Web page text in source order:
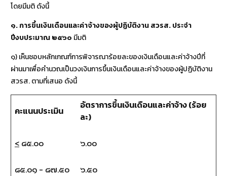
โดยมีมติ ดังนี้
๑.การขึ้นเงินเดือนและค่าจ้างของผู้ปฏิบัติงาน สวรส.ประจำ
ปีงบประมาณ ๒๕๖๐ มีมติ
๑) เห็นชอบหลักเกณฑ์การพิจารณาร้อยละของเงินเดือนและค่าจ้างปีที่
ผ่านมาเพื่อคำนวณเป็นวงเงินการขึ้นเงินเดือนและค่าจ้างของผู้ปฏิบัติงาน
สวรส. ตามที่เสนอ ดังนี้
คะแนนประเมิน
อัตราการขึ้นเงินเดือนและค่าจ้าง (ร้อย
ละ)
< ๘๕.๐๐ ๖.๐๐
๘๕.๐๑ - ๘๗.๕๐ ๖.๕๐